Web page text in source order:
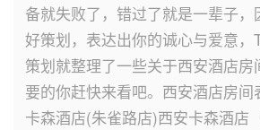
备就失败了，错过了就是一辈子
好策划，表达出你的诚心与爱意，
策划就整理了一些关于西安酒店
要的你赶快来看吧。西安酒店房
卡森酒店(朱雀路店)西安卡森酒店